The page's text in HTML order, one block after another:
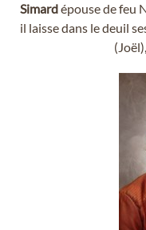
Simardépouse de feu
il laisse dans le deuil